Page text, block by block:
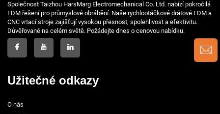
Společnost Taizhou HarsMarg Electromechanical Co. Ltd. nabízí pokročilá
EDM řešení pro průmyslové obrábění. Naše rychlootáčkové drátové EDM a
CNC vrtací stroje zajišťují vysokou přesnost, spolehlivost a efektivitu.
Důvěřované na celém světě. Požádejte dnes o cenovou nabídku.
Užitečné odkazy
O nás